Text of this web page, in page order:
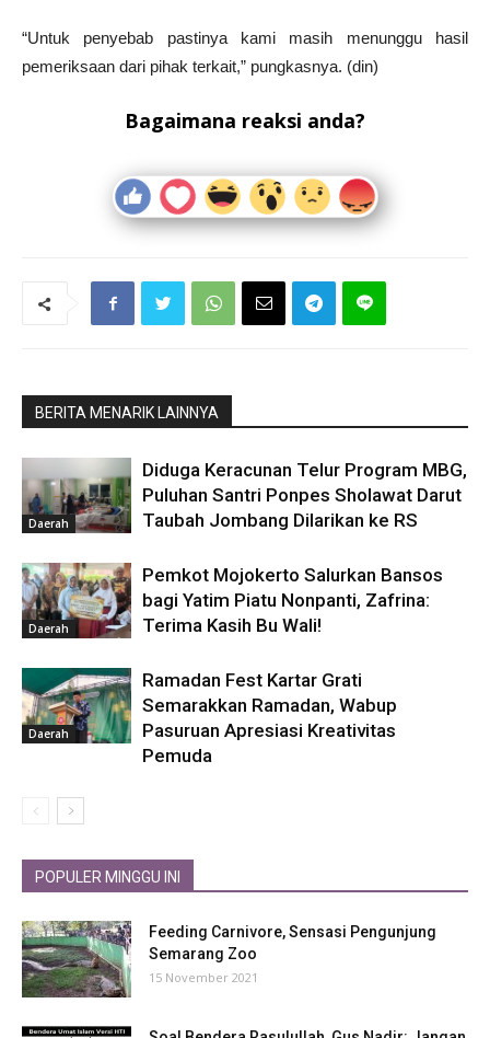
“Untuk penyebab pastinya kami masih menunggu hasil
pemeriksaan dari pihak terkait,” pungkasnya. (din)
Bagaimana reaksi anda?
BERITA MENARIK LAINNYA
Daerah
Diduga Keracunan Telur Program MBG,
Puluhan Santri Ponpes Sholawat Darut
Taubah Jombang Dilarikan ke RS
Daerah
Pemkot Mojokerto Salurkan Bansos
bagi Yatim Piatu Nonpanti, Zafrina:
Terima Kasih Bu Wali!
Daerah
Ramadan Fest Kartar Grati
Semarakkan Ramadan, Wabup
Pasuruan Apresiasi Kreativitas
Pemuda
POPULER MINGGU INI
Feeding Carnivore, Sensasi Pengunjung
Semarang Zoo
15 November 2021